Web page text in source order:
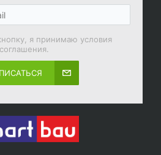
я принимаю условия
соглашения.